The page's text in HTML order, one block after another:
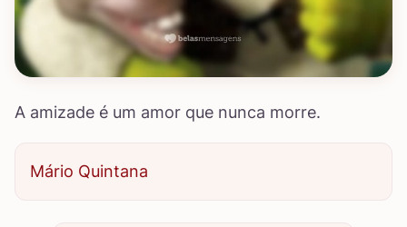
A amizade é um amor que nunca morre.
Mário Quintana